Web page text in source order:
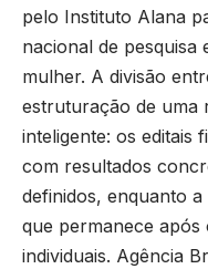
pelo Instituto Alana
nacional de pesquisa
mulher. A divisão
estruturação de uma
inteligente: os editais
com resultados
definidos, enquanto
que permanece
individuais. Agência